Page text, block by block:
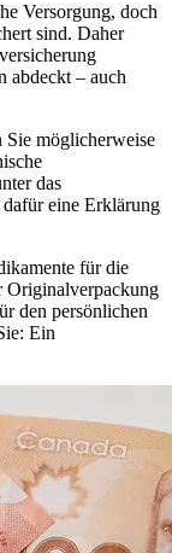
Versorgung, doch
sind. Daher
abdeckt – auch
Sie möglicherweise
das
dafür eine Erklärung
für die
Originalverpackung
den persönlichen
Ein